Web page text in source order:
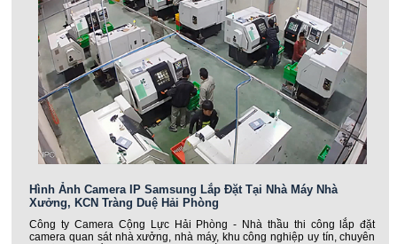
Hình Ảnh Camera IP Samsung Lắp Đặt Tại Nhà Máy Nhà
Xưởng, KCN Tràng Duệ Hải Phòng
Công ty Camera Cộng Lực Hải Phòng - Nhà thầu thi công lắp đặt
camera quan sát nhà xưởng, nhà máy, khu công nghiệp uy tín, chuyên